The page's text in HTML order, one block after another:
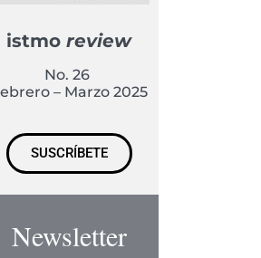
istmoreview
No. 26
– Marzo 2025
SUSCRÍBETE
Newsletter